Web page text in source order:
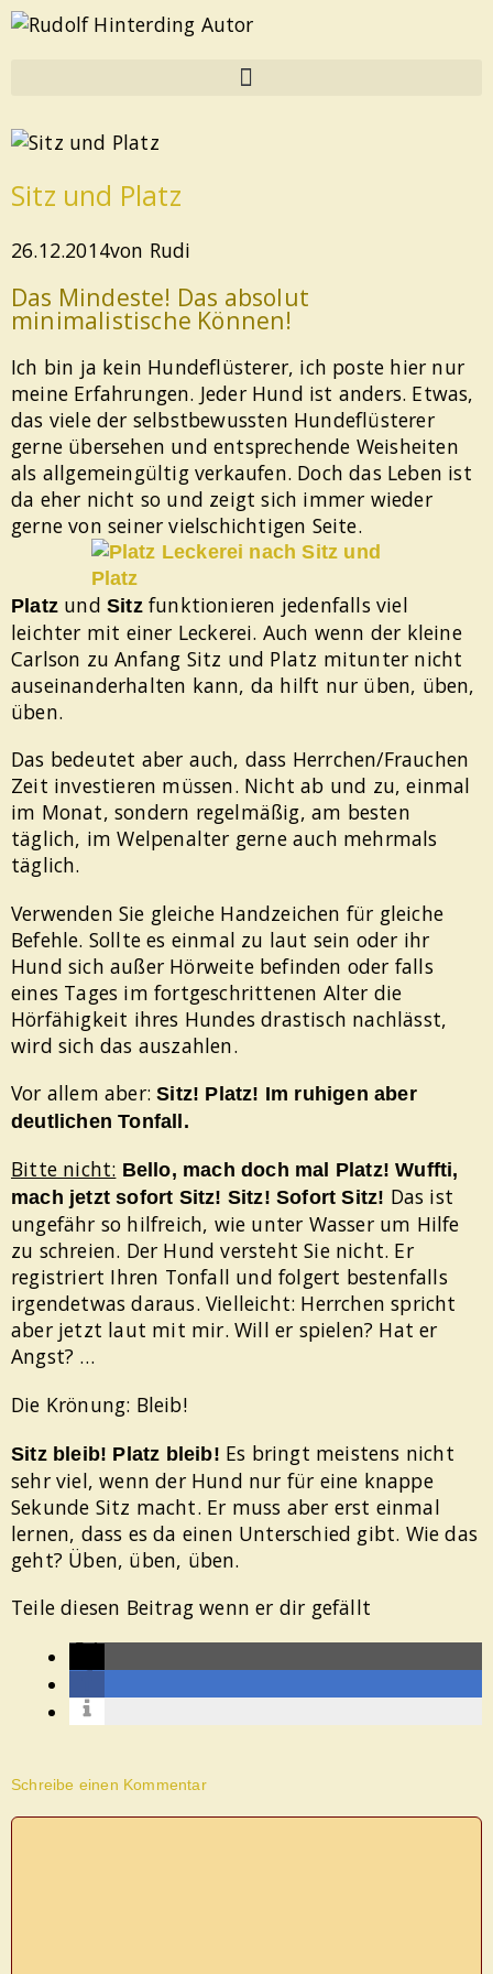
Sitz und Platz
26.12.2014von Rudi
Das Mindeste! Das absolut
minimalistische Können!
Ich bin ja kein Hundeflüsterer, ich poste hier nur
meine Erfahrungen. Jeder Hund ist anders. Etwas,
das viele der selbstbewussten Hundeflüsterer
gerne übersehen und entsprechende Weisheiten
als allgemeingültig verkaufen. Doch das Leben ist
da eher nicht so und zeigt sich immer wieder
gerne von seiner vielschichtigen Seite.
Platz und Sitzfunktionieren jedenfalls viel
leichter mit einer Leckerei. Auch wenn der kleine
Carlson zu Anfang Sitz und Platz mitunter nicht
auseinanderhalten kann, da hilft nur üben, üben,
üben.
Das bedeutet aber auch, dass Herrchen/Frauchen
Zeit investieren müssen. Nicht ab und zu, einmal
im Monat, sondern regelmäßig, am besten
täglich, im Welpenalter gerne auch mehrmals
täglich.
Verwenden Sie gleiche Handzeichen für gleiche
Befehle. Sollte es einmal zu laut sein oder ihr
Hund sich außer Hörweite befinden oder falls
eines Tages im fortgeschrittenen Alter die
Hörfähigkeit ihres Hundes drastisch nachlässt,
wird sich das auszahlen.
Vor allem aber:Sitz! Platz! Im ruhigen aber
deutlichen Tonfall.
Bitte nicht: Bello, mach doch mal Platz! Wuffti,
mach jetzt sofort Sitz! Sitz! Sofort Sitz! Das ist
ungefähr so hilfreich, wie unter Wasser um Hilfe
zu schreien. Der Hund versteht Sie nicht. Er
registriert Ihren Tonfall und folgert bestenfalls
irgendetwas daraus. Vielleicht: Herrchen spricht
aber jetzt laut mit mir. Will er spielen? Hat er
Angst? …
Die Krönung: Bleib!
Sitz bleib! Platz bleib! Es bringt meistens nicht
sehr viel, wenn der Hund nur für eine knappe
Sekunde Sitz macht. Er muss aber erst einmal
lernen, dass es da einen Unterschied gibt. Wie das
geht? Üben, üben, üben.
Teile diesen Beitrag wenn er dir gefällt
Schreibe einen Kommentar